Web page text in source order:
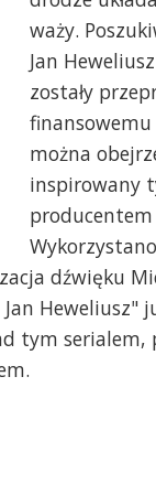
waży.
Jan
zostały
można
inspirowany
producentem
dźwięku
Heweliusz"
tym